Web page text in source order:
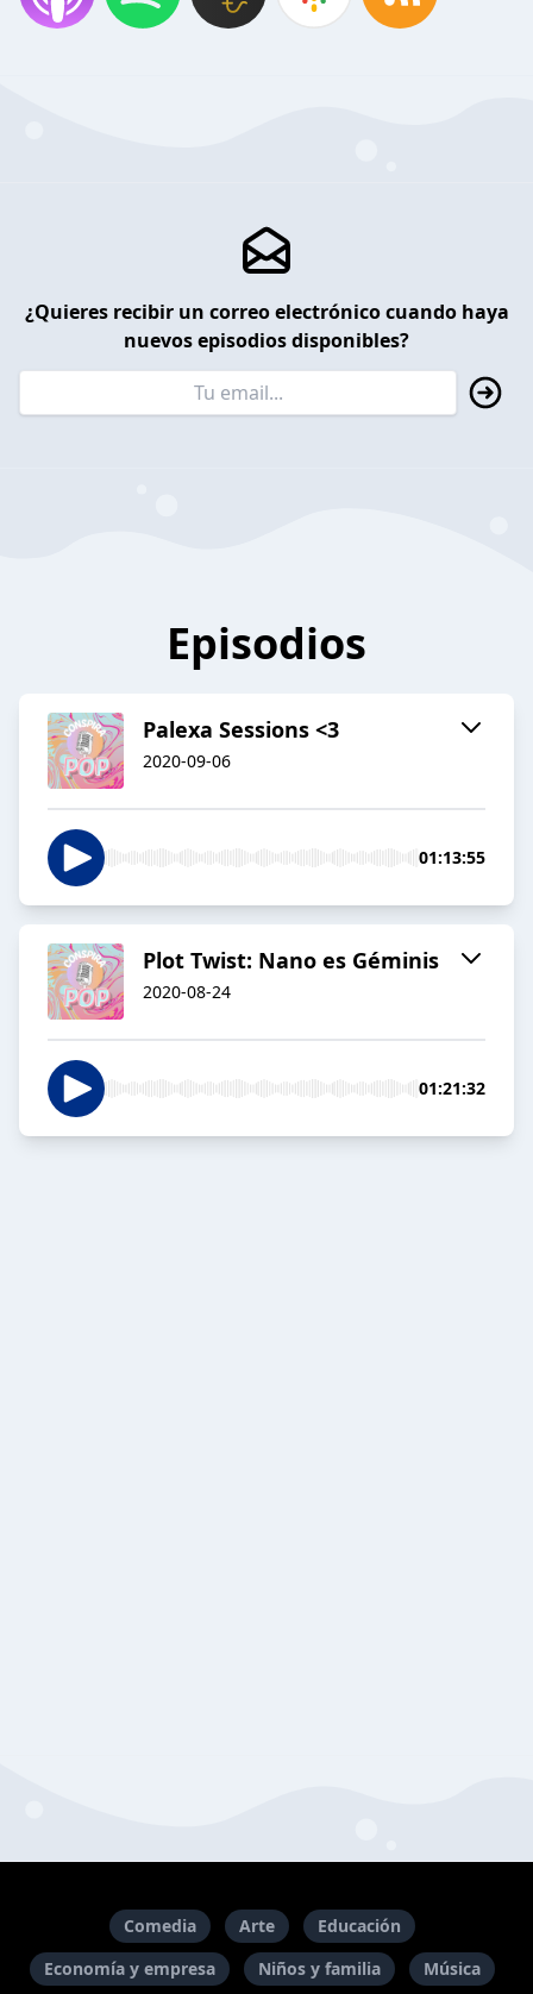
¿Quieres recibir un correo electrónico cuando haya
nuevos episodios disponibles?
Episodios
Palexa Sessions <3
2020-09-06
01:13:55
Plot Twist: Nano es Géminis
2020-08-24
01:21:32
Comedia Arte
Educación
Economía y empresa
Niños y familia Música